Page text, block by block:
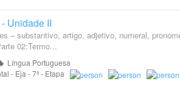
Unidade II
– substantivo, artigo, adjetivo, numeral,
02:Termo...
Língua Portuguesa
- Eja - 7ª - Etapa